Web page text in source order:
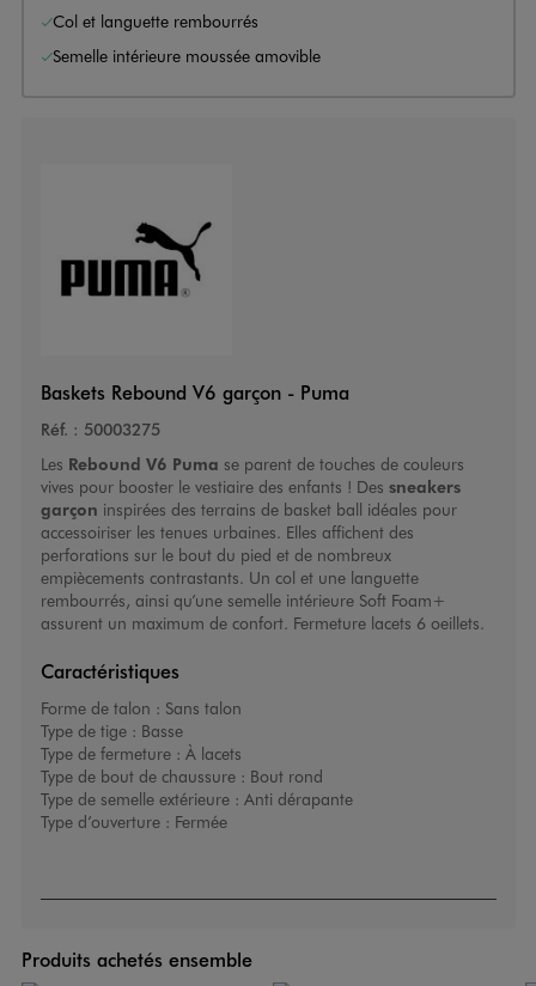
Col et languette rembourrés
Semelle intérieure moussée amovible
Baskets Rebound V6 garçon - Puma
Réf. : 50003275
Les Rebound V6 Puma se parent de touches de couleurs
vives pour booster le vestiaire des enfants ! Des sneakers
garçon inspirées des terrains de basket ball idéales pour
accessoiriser les tenues urbaines. Elles affichent des
perforations sur le bout du pied et de nombreux
empiècements contrastants. Un col et une languette
rembourrés, ainsi qu’une semelle intérieure Soft Foam+
assurent un maximum de confort. Fermeture lacets 6 oeillets.
Caractéristiques
Forme de talon : Sans talon
Type de tige : Basse
Type de fermeture : À lacets
Type de bout de chaussure : Bout rond
Type de semelle extérieure : Anti dérapante
Type d’ouverture : Fermée
Produits achetés ensemble